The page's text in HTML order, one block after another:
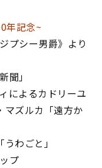
年記念~
プシー男爵》より
聞」
によるカドリーユ
マズルカ「遠方か
わごと」
プ